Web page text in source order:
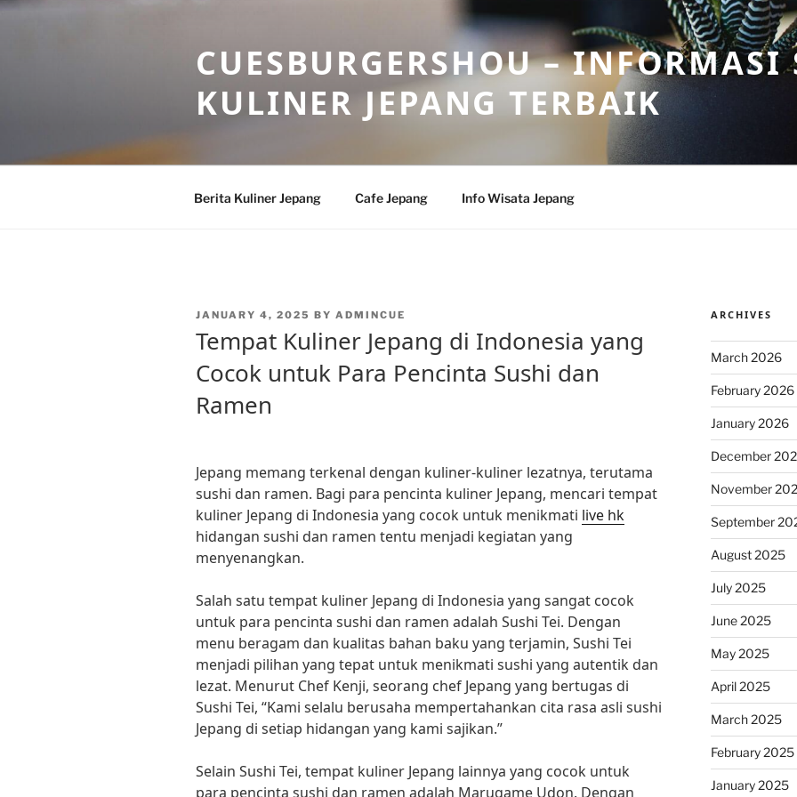
Skip
CUESBURGERSHOU – INFORMASI
KULINER JEPANG TERBAIK
Berita Kuliner Jepang Cafe Jepang Info Wisata Jepang
POSTED
JANUARY 4, 2025 BY ADMINCUE
Tempat Kuliner Jepang di Indonesia yang
Cocok untuk Para Pencinta Sushi dan
Ramen
Jepang memang terkenal dengan kuliner-kuliner lezatnya, terutama
sushi dan ramen. Bagi para pencinta kuliner Jepang, mencari tempat
kuliner Jepang di Indonesia yang cocok untuk menikmati live hk
hidangan sushi dan ramen tentu menjadi kegiatan yang
menyenangkan.
Salah satu tempat kuliner Jepang di Indonesia yang sangat cocok
untuk para pencinta sushi dan ramen adalah Sushi Tei. Dengan
menu beragam dan kualitas bahan baku yang terjamin, Sushi Tei
menjadi pilihan yang tepat untuk menikmati sushi yang autentik dan
lezat. Menurut Chef Kenji, seorang chef Jepang yang bertugas di
Sushi Tei, “Kami selalu berusaha mempertahankan cita rasa asli sushi
Jepang di setiap hidangan yang kami sajikan.”
Selain Sushi Tei, tempat kuliner Jepang lainnya yang cocok untuk
para pencinta sushi dan ramen adalah Marugame Udon. Dengan
ARCHIVES
March 2026
February 2026
January 2026
December
November
September
August 2025
July 2025
June 2025
May 2025
April 2025
March 2025
February 2025
January 2025